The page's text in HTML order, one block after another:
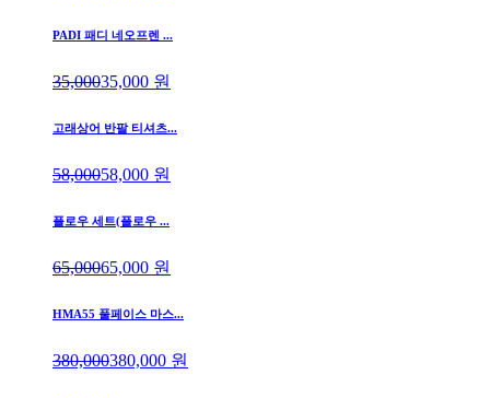
PADI 패디 네오프렌 ...
35,00035,000 원
고래상어 반팔 티셔츠...
58,00058,000 원
플로우 세트(플로우 ...
65,00065,000 원
HMA55 풀페이스 마스...
380,000380,000 원